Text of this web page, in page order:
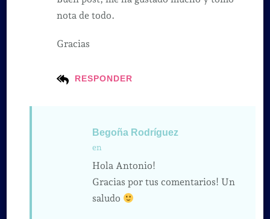
RESPONDER
nota de todo.
Gracias
Begoña Rodríguez
en
Hola Antonio!
Gracias por tus comentarios! Un
saludo